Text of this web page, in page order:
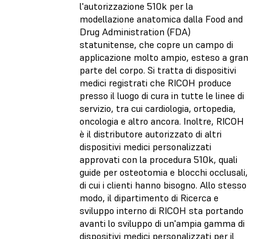
l'autorizzazione 510k per la
modellazione anatomica dalla Food and
Drug Administration (FDA)
statunitense, che copre un campo di
applicazione molto ampio, esteso a gran
parte del corpo. Si tratta di dispositivi
medici registrati che RICOH produce
presso il luogo di cura in tutte le linee di
servizio, tra cui cardiologia, ortopedia,
oncologia e altro ancora. Inoltre, RICOH
è il distributore autorizzato di altri
dispositivi medici personalizzati
approvati con la procedura 510k, quali
guide per osteotomia e blocchi occlusali,
di cui i clienti hanno bisogno. Allo stesso
modo, il dipartimento di Ricerca e
sviluppo interno di RICOH sta portando
avanti lo sviluppo di un'ampia gamma di
dispositivi medici personalizzati per il